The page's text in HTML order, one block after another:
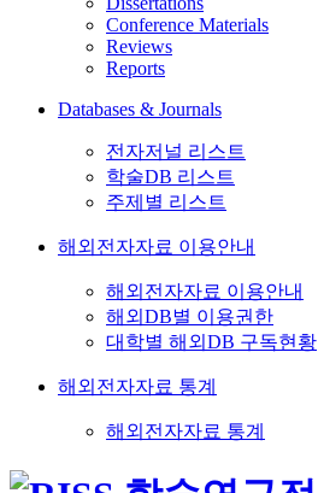
Conference Materials
Reviews
Reports
Databases & Journals
전자저널 리스트
학술DB 리스트
주제별 리스트
해외전자자료 이용안내
해외전자자료 이용안내
해외DB별 이용권한
대학별 해외DB 구독현황
해외전자자료 통계
해외전자자료 통계